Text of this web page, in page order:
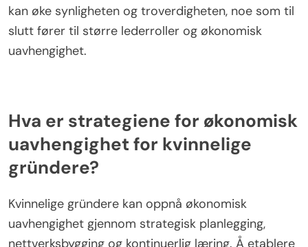
kan øke synligheten og troverdigheten, noe som til
slutt fører til større lederroller og økonomisk
uavhengighet.